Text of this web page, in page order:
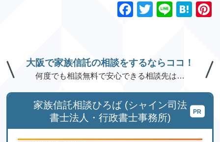
F
e
b
o
k
T
er
Li
H
大阪で家族信託の相談をするならココ！
何度でも相談無料で安心できる相談先は…
家族信託相談ひろば (シャイン司法
書士法人・行政書士事務所)